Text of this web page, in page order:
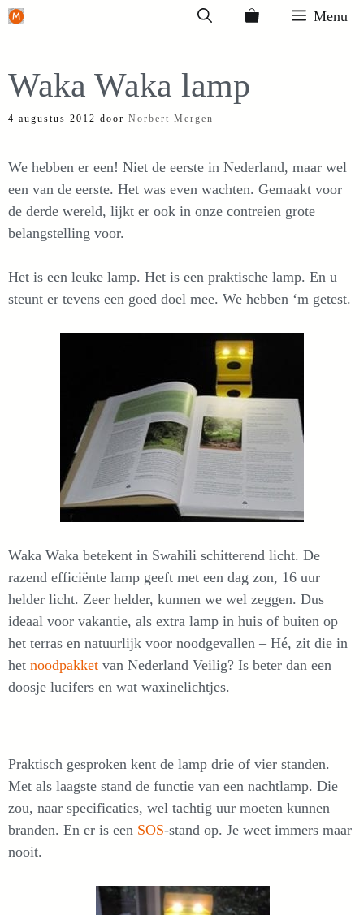
Ga
inhoud
Menu
Waka Waka lamp
4 augustus 2012 door Norbert Mergen
We hebben er een! Niet de eerste in Nederland, maar wel
een van de eerste. Het was even wachten. Gemaakt voor
de derde wereld, lijkt er ook in onze contreien grote
belangstelling voor.
Het is een leuke lamp. Het is een praktische lamp. En u
steunt er tevens een goed doel mee. We hebben ‘m getest.
Waka Waka betekent in Swahili schitterend licht. De
razend efficiënte lamp geeft met een dag zon, 16 uur
helder licht. Zeer helder, kunnen we wel zeggen. Dus
ideaal voor vakantie, als extra lamp in huis of buiten op
het terras en natuurlijk voor noodgevallen – Hé, zit die in
het noodpakket van Nederland Veilig? Is beter dan een
doosje lucifers en wat waxinelichtjes.
Praktisch gesproken kent de lamp drie of vier standen.
Met als laagste stand de functie van een nachtlamp. Die
zou, naar specificaties, wel tachtig uur moeten kunnen
branden. En er is een SOS-stand op. Je weet immers maar
nooit.